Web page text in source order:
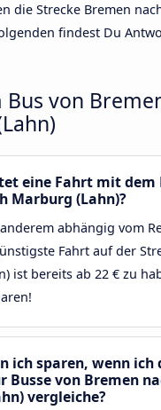
die Strecke Bremen
findest Du
Bus von
eine Fahrt mit dem
Marburg (Lahn)?
abhängig vom
Fahrt auf der
ist bereits ab 22 € zu
ich sparen, wenn ich
Busse von Bremen
vergleiche?